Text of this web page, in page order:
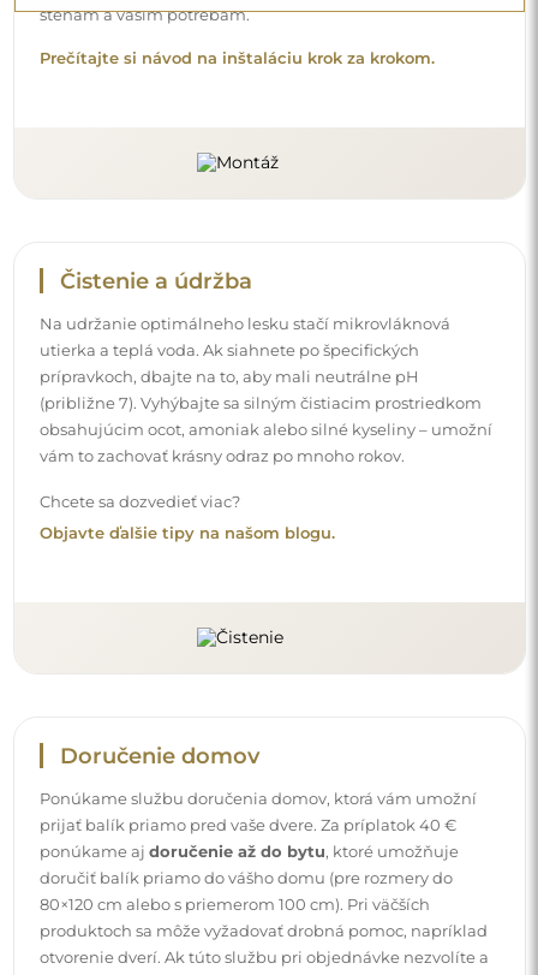
Chcete sa dozvedieť viac?
Objavte ďalšie tipy na našom blogu.
Doručenie domov
Ponúkame službu doručenia domov, ktorá vám umožní
prijať balík priamo pred vaše dvere. Za príplatok 40 €
ponúkame ajdoručenie až do bytu
, ktoré umožňuje
doručiť balík priamo do vášho domu (pre rozmery do
80×120 cm alebo s priemerom 100 cm). Pri väčších
produktoch sa môže vyžadovať drobná pomoc, napríklad
nezaplatíte, kuriér balík dovnútra vášho domu
neumiestni.
Návody
Aby bola montáž a používanie nášho zrkadla jednoduché
a bez starostí, pripravili sme pre vás podrobné návody.
Nájdete v nich všetky potrebné kroky pre správnu montáž
zrkadla, ako aj rady pre jeho údržbu, čistenie a
starostlivosť, aby ste sa mohli dlho tešiť z jeho dokonalého
vzhľadu.